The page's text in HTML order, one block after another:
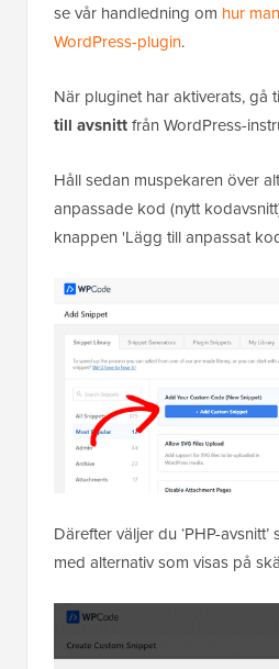
se vår handledning om hur
WordPress-plugin.
När pluginet har aktiverats, gå
till avsnittfrån WordPress-
Håll sedan muspekaren över
anpassade kod (nytt
knappen 'Lägg till anpassat
Därefter väljer du ‘PHP-
med alternativ som visas på